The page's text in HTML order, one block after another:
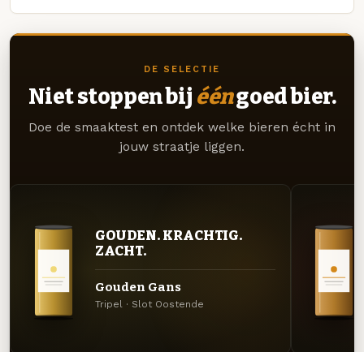
DE SELECTIE
Niet stoppen bij ééngoed bier.
Doe de smaaktest en ontdek welke bieren écht in
jouw straatje liggen.
GOUDEN. KRACHTIG.
ZACHT.
Gouden Gans
Tripel · Slot Oostende